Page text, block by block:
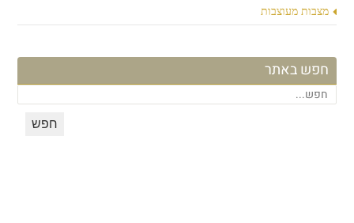
מצבות מעוצבות
חפש באתר